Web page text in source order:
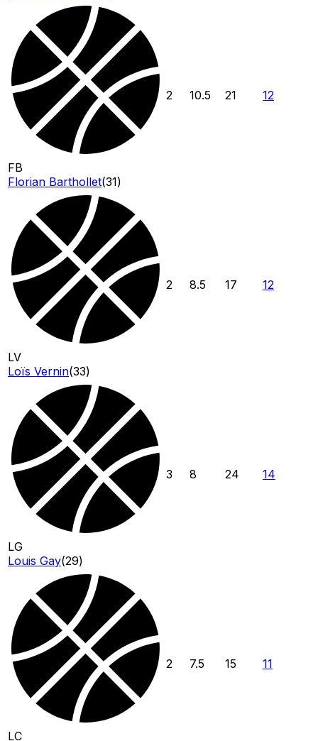
FB
Florian Barthollet(31)
2 10.5 21 12
LV
Loïs Vernin(33)
2 8.5 17 12
LG
Louis Gay(29)
3 8 24 14
LC
2 7.5 15 11